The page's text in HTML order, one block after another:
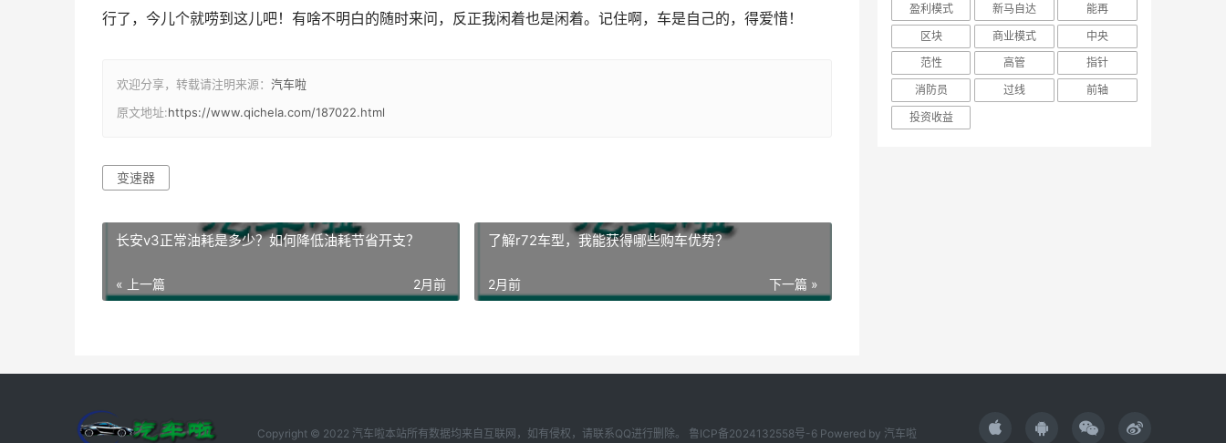
行了，今儿个就唠到这儿吧！有啥不明白的随时来问，反正我闲着也是闲着。记住啊，车是自己的，得爱惜！
欢迎分享，转载请注明来源： 汽车啦
原文地址:https://www.qichela.com/187022.html
变速器
长安v3正常油耗是多少？如何降低油耗节省开支？
« 上一篇 2月前
了解r72车型，我能获得哪些购车优势？
下一篇 »
2月前
盈利模式
新马自达
能再
区块
商业模式
中央
范性
高管
指针
消防员
过线
前轴
投资收益
Copyright © 2022 汽车啦本站所有数据均来自互联网，如有侵权，请联系QQ进行删除。 鲁ICP备2024132558号-6 Powered by 汽车啦